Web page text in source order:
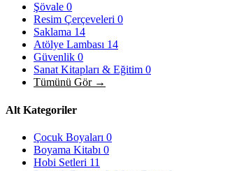
Şövale 0
Resim Çerçeveleri 0
Saklama 14
Atölye Lambası 14
Güvenlik 0
Sanat Kitapları & Eğitim 0
Tümünü Gör →
Alt Kategoriler
Çocuk Boyaları 0
Boyama Kitabı 0
Hobi Setleri 11